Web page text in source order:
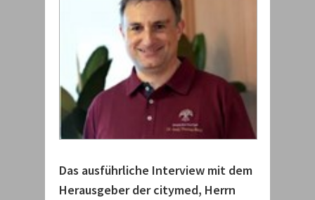
Das ausführliche Interview mit dem
Herausgeber der citymed, Herrn